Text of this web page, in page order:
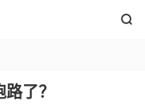

了？